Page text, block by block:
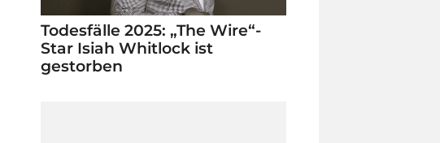
Todesfälle 2025: „The Wire“-
Star Isiah Whitlock ist
gestorben